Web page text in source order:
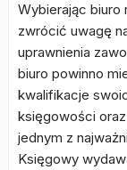
Wybierając
zwrócić uwagę
uprawnienia
biuro powinno
kwalifikacje
księgowości
jednym z
Księgowy